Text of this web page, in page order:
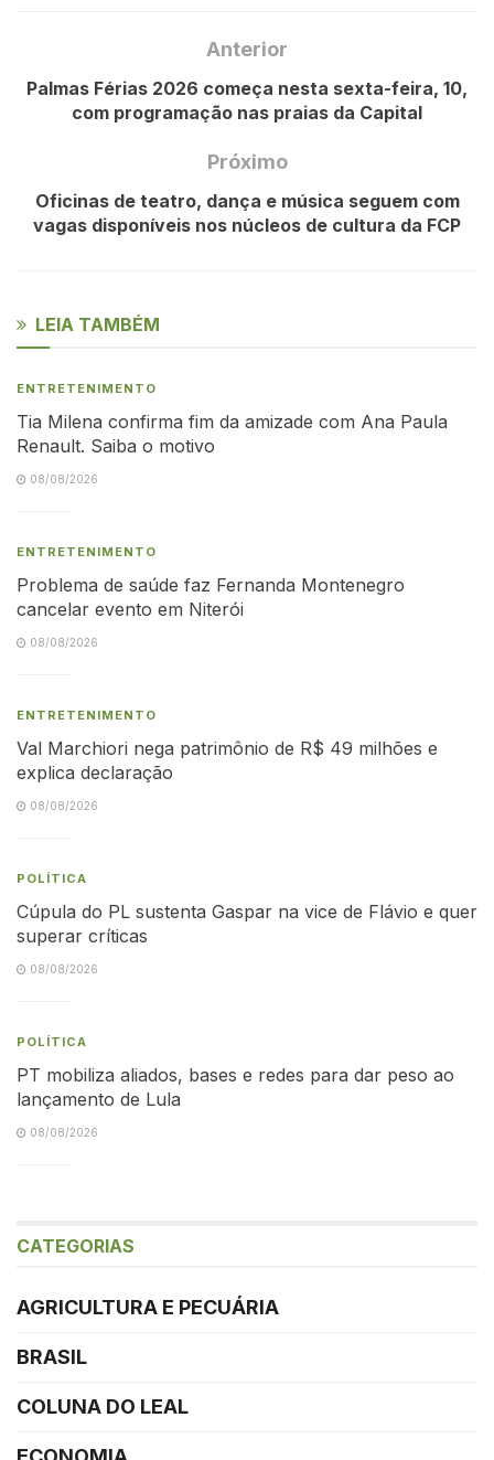
Anterior
Palmas Férias 2026 começa nesta sexta-feira, 10,
com programação nas praias da Capital
Próximo
Oficinas de teatro, dança e música seguem com
vagas disponíveis nos núcleos de cultura da FCP
LEIA TAMBÉM
ENTRETENIMENTO
Tia Milena confirma fim da amizade com Ana Paula
Renault. Saiba o motivo
08/08/2026
ENTRETENIMENTO
Problema de saúde faz Fernanda Montenegro
cancelar evento em Niterói
08/08/2026
ENTRETENIMENTO
Val Marchiori nega patrimônio de R$ 49 milhões e
explica declaração
08/08/2026
POLÍTICA
Cúpula do PL sustenta Gaspar na vice de Flávio e quer
superar críticas
08/08/2026
POLÍTICA
PT mobiliza aliados, bases e redes para dar peso ao
lançamento de Lula
08/08/2026
CATEGORIAS
AGRICULTURA E PECUÁRIA
BRASIL
COLUNA DO LEAL